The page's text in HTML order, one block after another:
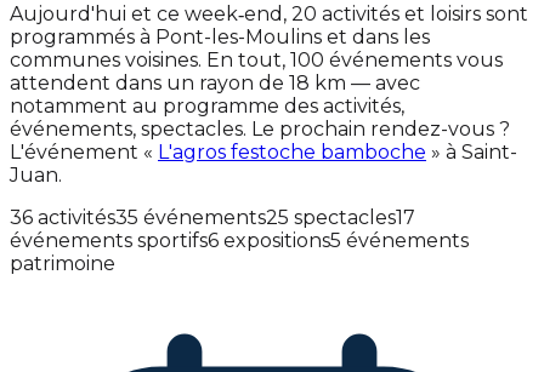
Aujourd'hui et ce week‑end, 20 activités et loisirs sont
programmés à Pont-les-Moulins et dans les
communes voisines. En tout, 100 événements vous
attendent dans un rayon de 18 km — avec
notamment au programme des activités,
événements, spectacles. Le prochain rendez-vous ?
L'événement « L'agros festoche bamboche » à Saint-
Juan.
36 activités35 événements25 spectacles17
événements sportifs6 expositions5 événements
patrimoine